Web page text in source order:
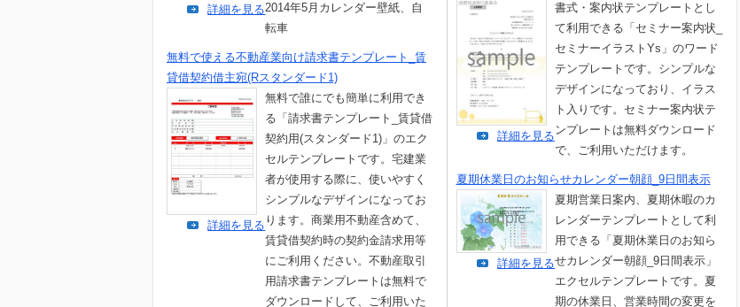
2014年5月カレンダー壁紙、自
転車
詳細を見る
書式・案内状テンプレートとし
て利用できる「セミナー案内状_
セミナーイラストYs」のワード
テンプレートです。シンプルな
デザインになっており、イラス
ト入りです。セミナー案内状テ
ンプレートは無料ダウンロード
で、ご利用いただけます。
詳細を見る
無料で使える不動産業向け請求書テンプレート_賃
貸借契約借主宛(Rスタンダード1)
無料で誰にでも簡単に利用でき
る「請求書テンプレート_賃貸借
契約用(スタンダード1)」のエク
セルテンプレートです。宅建業
者が使用する際に、使いやすく
シンプルなデザインになってお
ります。商業用不動産含めて、
賃貸借契約時の契約金請求用等
にご利用ください。不動産取引
用請求書テンプレートは無料で
ダウンロードして、ご利用いた
詳細を見る
夏期休業日のお知らせカレンダー朝顔_9日間表示
夏期営業日案内、夏期休暇のカ
レンダーテンプレートとして利
用できる「夏期休業日のお知ら
せカレンダー朝顔_9日間表示」
エクセルテンプレートです。夏
期の休業日、営業時間の変更を
詳細を見る